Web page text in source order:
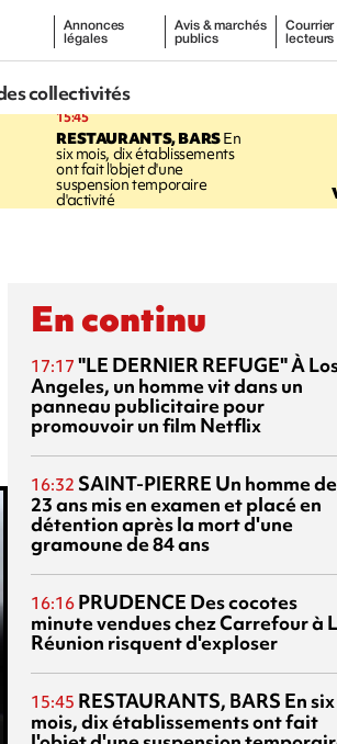
Annonces
légales
Avis & marchés
publics
Courrier
lecteurs
collectivités
15:45
RESTAURANTS, BARSEn
six mois, dix établissements
ont fait l'objet d'une
suspension temporaire
d'activité
En continu
17:17 "LE DERNIER REFUGE"À
Angeles, un homme vit dans un
panneau publicitaire pour
promouvoir un film Netflix
16:32 SAINT-PIERRE Un homme de
23 ans mis en examen et placé en
détention après la mort d'une
gramoune de 84 ans
16:16 PRUDENCE Des cocotes
minute vendues chez Carrefour à
Réunion risquent d'exploser
15:45 RESTAURANTS, BARS En six
mois, dix établissements ont fait